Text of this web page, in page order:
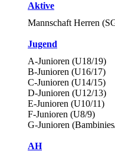
Aktive
Mannschaft Herren
Jugend
A-Junioren (U18/19)
B-Junioren (U16/17)
C-Junioren (U14/15)
D-Junioren (U12/13)
E-Junioren (U10/11)
F-Junioren (U8/9)
G-Junioren
AH